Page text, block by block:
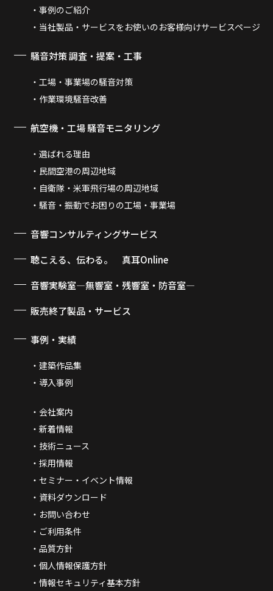
事例のご紹介
当社製品・サービスをお使いのお客様向けサービスページ
騒音対策 調査・提案・工事
工場・事業場の騒音対策
作業環境騒音改善
航空機・工場 騒音モニタリング
選ばれる理由
民間空港の周辺地域
自衛隊・米軍飛行場の周辺地域
騒音・振動でお困りの工場・事業場
音響コンサルティングサービス
聴こえる、伝わる。 真耳Online
音響実験室―無響室・残響室・防音室―
販売終了製品・サービス
事例・実績
建築作品集
導入事例
会社案内
新着情報
技術ニュース
採用情報
セミナー・イベント情報
資料ダウンロード
お問い合わせ
ご利用条件
品質方針
個人情報保護方針
情報セキュリティ基本方針